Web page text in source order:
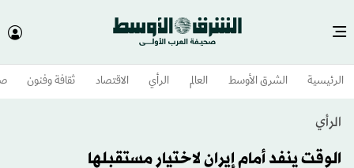
الرئيسية الشرق الأوسط​ العالم الرأي الاقتصاد ثقافة وفنون
الرأي
الوقت ينفد أمام إيران لاختيار مستقبلها